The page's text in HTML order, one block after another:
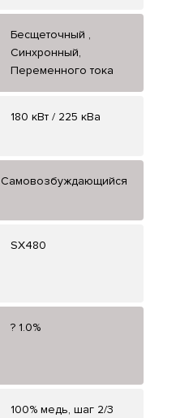
Бесщеточный ,
Синхронный,
Переменного тока
180 кВт / 225 кВа
Самовозбуждающийся
SX480
? 1.0%
100% медь, шаг 2/3